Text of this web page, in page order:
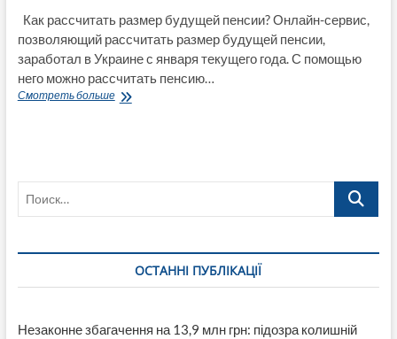
Как рассчитать размер будущей пенсии? Онлайн-сервис,
позволяющий рассчитать размер будущей пенсии,
заработал в Украине с января текущего года. С помощью
него можно рассчитать пенсию…
Смотреть большеКак
Поиск…
ОСТАННІ ПУБЛІКАЦІЇ
Незаконне збагачення на 13,9 млн грн: підозра колишній